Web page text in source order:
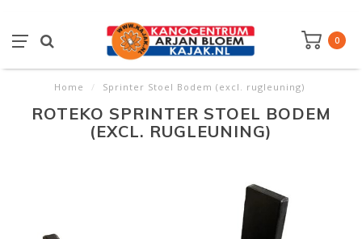
0
Home / Sprinter Stoel Bodem (excl. rugleuning)
ROTEKO SPRINTER STOEL BODEM
(EXCL. RUGLEUNING)